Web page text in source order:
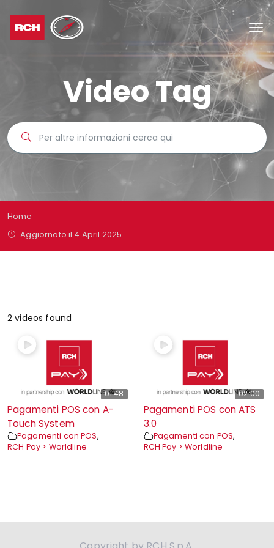
Video Tag
Home
Aggiornato il 4 April 2025
2 videos found
01:48
Pagamenti POS con A-
Touch System
Pagamenti con POS,
RCH Pay > Worldline
02:00
Pagamenti POS con ATS
3.0
Pagamenti con POS,
RCH Pay > Worldline